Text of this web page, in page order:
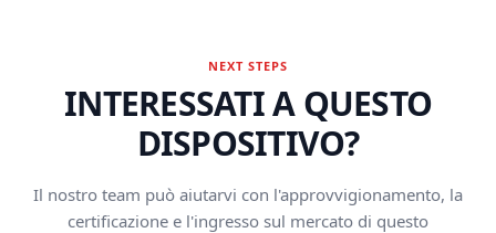
NEXT STEPS
INTERESSATI A QUESTO
DISPOSITIVO?
Il nostro team può aiutarvi con l'approvvigionamento, la
certificazione e l'ingresso sul mercato di questo